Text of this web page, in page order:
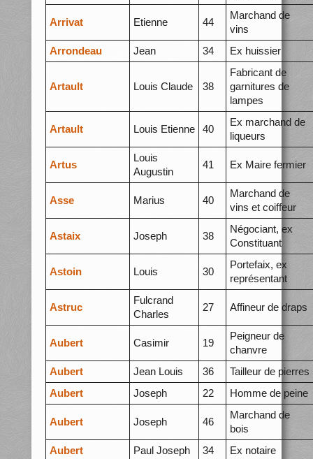
Arrivat Etienne 44
Marchand de
vins
Arrondeau
Jean 34 Ex huissier
Artault Louis Claude 38
Fabricant de
garnitures de
lampes
Artault Louis Etienne 40
Ex marchand de
liqueurs
Artus
Louis
Augustin
41 Ex Maire fermier
Asse Marius 40
Marchand de
vins et coiffeur
Astaix Joseph 38
Négociant, ex
Constituant
Astoin Louis 30
Portefaix, ex
représentant
Astruc
Fulcrand
Charles
27 Affineur de draps
Aubert Casimir 19
Peigneur de
chanvre
Aubert
Jean Louis 36
Tailleur de pierres
Aubert
Joseph 22 Homme de peine
Aubert Joseph 46
Marchand de
bois
Aubert
Paul Joseph 34
Ex notaire